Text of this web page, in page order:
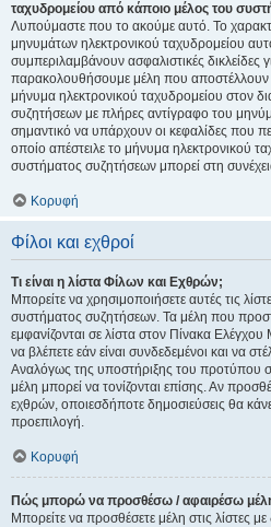
ταχυδρομείου από κάποιο μέλος του
Λυπούμαστε που το ακούμε αυτό. Το
μηνυμάτων ηλεκτρονικού ταχυδρομείου
συμπεριλαμβάνουν ασφαλιστικές
παρακολουθήσουμε μέλη που αποστέλλουν
μήνυμα ηλεκτρονικού ταχυδρομείου στον
συζητήσεων με πλήρες αντίγραφο του
σημαντικό να υπάρχουν οι κεφαλίδες που
οποίο απέστειλε το μήνυμα ηλεκτρονικού
συστήματος συζητήσεων μπορεί στη
Κορυφή
Φίλοι και εχθροί
Τι είναι η λίστα Φίλων και Εχθρών;
Μπορείτε να χρησιμοποιήσετε αυτές τις
συστήματος συζητήσεων. Τα μέλη που
εμφανίζονται σε λίστα στον Πίνακα
να βλέπετε εάν είναι συνδεδεμένοι και να
Αναλόγως της υποστήριξης του προτύπου
μέλη μπορεί να τονίζονται επίσης. Αν
εχθρών, οποιεσδήποτε δημοσιεύσεις θα
προεπιλογή.
Κορυφή
Πώς μπορώ να προσθέσω / αφαιρέσω μέλη
Μπορείτε να προσθέσετε μέλη στις λίστες